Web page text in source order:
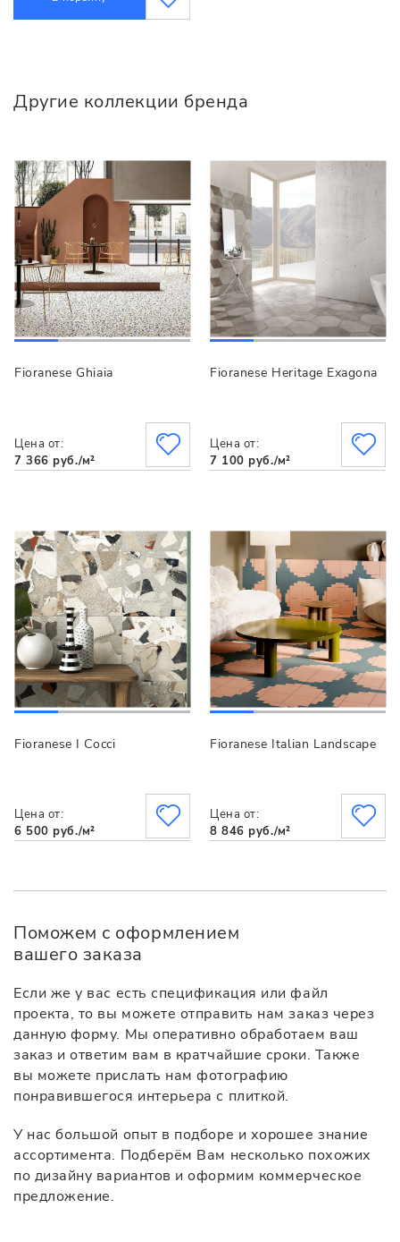
Другие коллекции бренда
Fioranese Ghiaia
Цена от:
7 366 руб./м²
Fioranese Heritage Exagona
Цена от:
7 100 руб./м²
Fioranese I Cocci
Цена от:
6 500 руб./м²
Fioranese Italian Landscape
Цена от:
8 846 руб./м²
Поможем с оформлением
вашего заказа
Если же у вас есть спецификация или файл
проекта, то вы можете отправить нам заказ через
данную форму. Мы оперативно обработаем ваш
заказ и ответим вам в кратчайшие сроки. Также
вы можете прислать нам фотографию
понравившегося интерьера с плиткой.
У нас большой опыт в подборе и хорошее знание
ассортимента. Подберём Вам несколько похожих
по дизайну вариантов и оформим коммерческое
предложение.